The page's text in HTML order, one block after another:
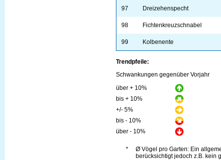
97 Dreizehenspecht
98 Fichtenkreuzschnabel
99 Kolbenente
Trendpfeile:
Schwankungen gegenüber Vorjahr
über + 10%
bis + 10%
+/- 5%
bis - 10%
über - 10%
*
Ø Vögel pro Garten: Ein
berücksichtigt jedoch z.B. kein